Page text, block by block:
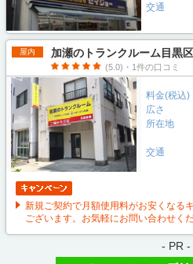
交通
屋内 加瀬のトランクルーム目黒
(5.0)・1件の口コミ
料金(税込)
広さ
所在地
交通
新規ご契約で月額使用料がお安くなる
ございます。お気軽にお問い合わせくだ
- PR -